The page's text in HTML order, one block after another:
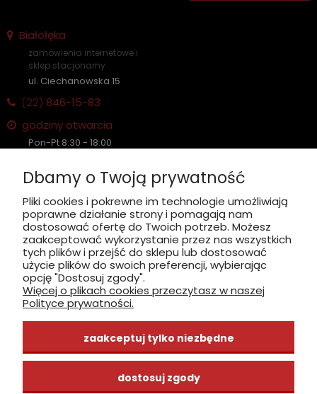
Białołęka
zamówienia internetowe i
sklep stacjonarny
ul. Ciechanowska 15
(22) 846-15-83
godziny otwarcia
Pon-Pt 8:30 - 18:00
Płatność: gotówka, karta, BLIK
zobacz, jak dojechać
INFORMACJE
ZAKUPY
CENTRUM WIEDZY
Dbamy o Twoją prywatność
Pliki cookies i pokrewne im technologie umożliwiają
poprawne działanie strony i pomagają nam
dostosować ofertę do Twoich potrzeb. Możesz
zaakceptować wykorzystanie przez nas wszystkich
tych plików i przejść do sklepu lub dostosować
użycie plików do swoich preferencji, wybierając
opcję "Dostosuj zgody".
Więcej o plikach cookies przeczytasz w naszej
Polityce prywatności.
zaakceptuj tylko niezbędne
dostosuj zgody